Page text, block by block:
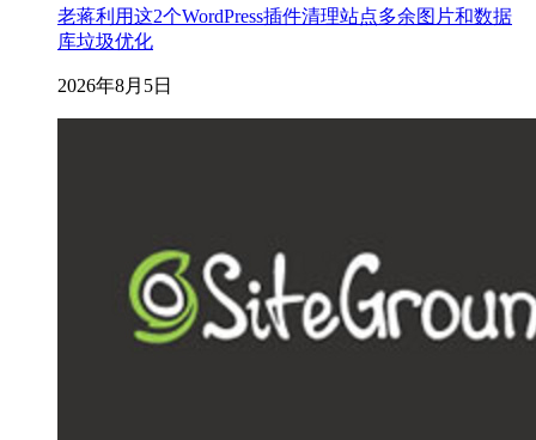
老蒋利用这2个WordPress插件清理站点多余图片和数据
库垃圾优化
2026年8月5日